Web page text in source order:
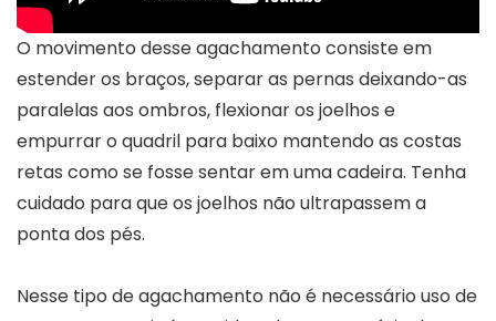
O movimento desse agachamento consiste em
estender os braços, separar as pernas deixando-as
paralelas aos ombros, flexionar os joelhos e
empurrar o quadril para baixo mantendo as costas
retas como se fosse sentar em uma cadeira. Tenha
cuidado para que os joelhos não ultrapassem a
ponta dos pés.
Nesse tipo de agachamento não é necessário uso de